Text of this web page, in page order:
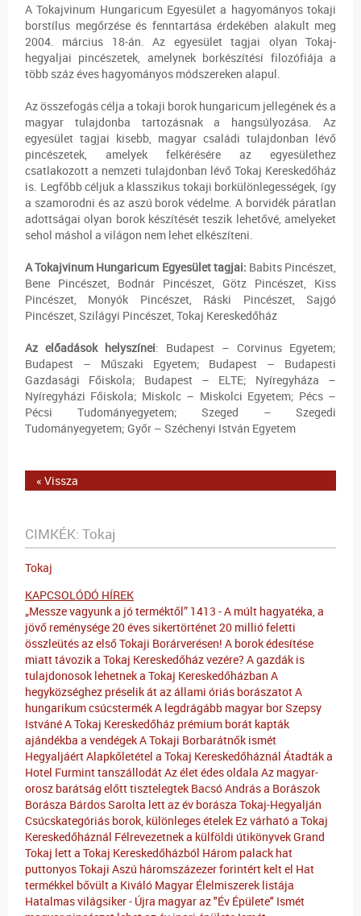
A Tokajvinum Hungaricum Egyesület a hagyományos tokaji
borstílus megőrzése és fenntartása érdekében alakult meg
2004. március 18-án. Az egyesület tagjai olyan Tokaj-
hegyaljai pincészetek, amelynek borkészítési filozófiája a
több száz éves hagyományos módszereken alapul.
Az összefogás célja a tokaji borok hungaricum jellegének és a
magyar tulajdonba tartozásnak a hangsúlyozása. Az
egyesület tagjai kisebb, magyar családi tulajdonban lévő
pincészetek, amelyek felkérésére az egyesülethez
csatlakozott a nemzeti tulajdonban lévő Tokaj Kereskedőház
is. Legfőbb céljuk a klasszikus tokaji borkülönlegességek, így
a szamorodni és az aszú borok védelme. A borvidék páratlan
adottságai olyan borok készítését teszik lehetővé, amelyeket
sehol máshol a világon nem lehet elkészíteni.
A Tokajvinum Hungaricum Egyesület tagjai: Babits Pincészet,
Bene Pincészet, Bodnár Pincészet, Götz Pincészet, Kiss
Pincészet, Monyók Pincészet, Ráski Pincészet, Sajgó
Pincészet, Szilágyi Pincészet, Tokaj Kereskedőház
Az előadások helyszínei: Budapest – Corvinus Egyetem;
Budapest – Műszaki Egyetem; Budapest – Budapesti
Gazdasági Főiskola; Budapest – ELTE; Nyíregyháza –
Nyíregyházi Főiskola; Miskolc – Miskolci Egyetem; Pécs –
Pécsi Tudományegyetem; Szeged – Szegedi
Tudományegyetem; Győr – Széchenyi István Egyetem
« Vissza
CIMKÉK: Tokaj
Tokaj
KAPCSOLÓDÓ HÍREK
„Messze vagyunk a jó terméktől” 1413 - A múlt hagyatéka, a
jövő reménysége20 éves sikertörténet20 millió feletti
összleütés az első Tokaji Borárverésen! A borok édesítése
miatt távozik a Tokaj Kereskedőház vezére? A gazdák is
tulajdonosok lehetnek a Tokaj Kereskedőházban A
hegyközséghez préselik át az állami óriás borászatotA
hungarikum csúcstermékA legdrágább magyar bor Szepsy
IstvánéA Tokaj Kereskedőház prémium borát kapták
ajándékba a vendégekA Tokaji Borbarátnők ismét
HegyaljáértAlapkőletétel a Tokaj Kereskedőháznál Átadták a
Hotel Furmint tanszállodátAz élet édes oldala Az magyar-
orosz barátság előtt tisztelegtek Bacsó András a Borászok
Borásza Bárdos Sarolta lett az év borásza Tokaj-Hegyalján
Csúcskategóriás borok, különleges ételek Ez várható a Tokaj
Kereskedőháznál Félrevezetnek a külföldi útikönyvekGrand
Tokaj lett a Tokaj Kereskedőházból Három palack hat
puttonyos Tokaji Aszú háromszázezer forintért kelt el Hat
termékkel bővült a Kiváló Magyar Élelmiszerek listája
Hatalmas világsiker - Újra magyar az "Év Épülete" Ismét